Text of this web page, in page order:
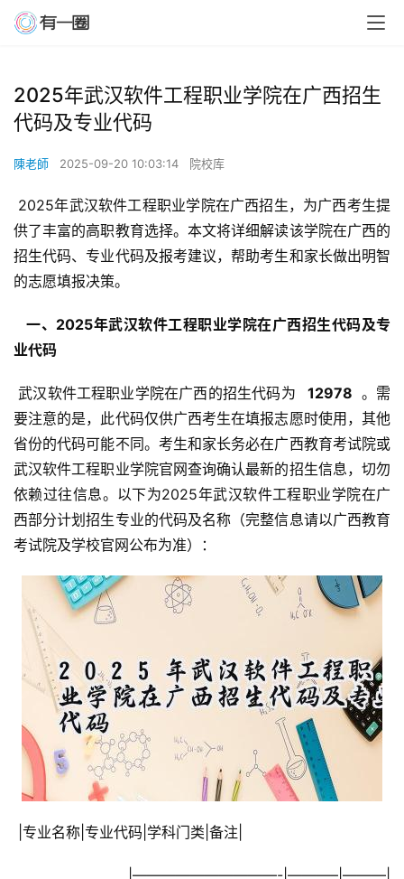
2025年武汉软件工程职业学院在广西招生
代码及专业代码
陳老師 2025-09-20 10:03:14 院校库
供了丰富的高职教育选择。本文将详细解读该学院在广西的
招生代码、专业代码及报考建议，帮助考生和家长做出明智
的志愿填报决策。
  一、2025年武汉软件工程职业学院在广西招生代码及专
业代码
武汉软件工程职业学院在广西的招生代码为
  12978
。需
要注意的是，此代码仅供广西考生在填报志愿时使用，其他
省份的代码可能不同。考生和家长务必在广西教育考试院或
武汉软件工程职业学院官网查询确认最新的招生信息，切勿
依赖过往信息。以下为2025年武汉软件工程职业学院在广
西部分计划招生专业的代码及名称（完整信息请以广西教育
考试院及学校官网公布为准）：
|专业名称|专业代码|学科门类|备注|